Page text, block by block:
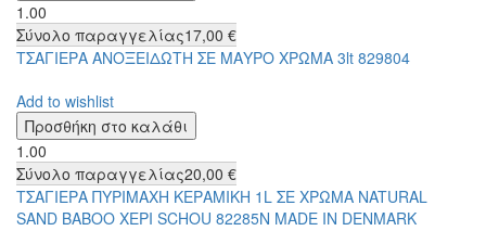
1.00
Σύνολο παραγγελίας17,00 €
ΤΣΑΓΙΕΡΑ ΑΝΟΞΕΙΔΩΤΗ ΣΕ ΜΑΥΡΟ ΧΡΩΜΑ 3lt 829804
Add to wishlist
1.00
Σύνολο παραγγελίας20,00 €
ΤΣΑΓΙΕΡΑ ΠΥΡΙΜΑΧΗ ΚΕΡΑΜΙΚΗ 1L ΣΕ ΧΡΩΜΑ NATURAL
SAND BABOO ΧΕΡΙ SCHOU 82285N MADE IN DENMARK